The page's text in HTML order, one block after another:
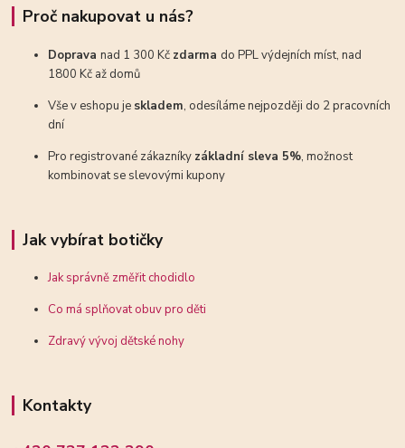
Proč nakupovat u nás?
Dopravanad 1 300 Kč zdarma do PPL výdejních míst, nad
1800 Kč až domů
Vše v eshopu je skladem, odesíláme nejpozději do 2 pracovních
dní
Pro registrované zákazníky základní sleva 5%, možnost
kombinovat se slevovými kupony
Jak vybírat botičky
Jak správně změřit chodidlo
Co má splňovat obuv pro děti
Zdravý vývoj dětské nohy
Kontakty